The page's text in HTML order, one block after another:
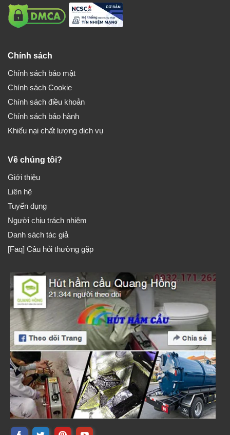
Chính sách
Chính sách bảo mật
Chính sách Cookie
Chính sách điều khoản
Chính sách bảo hành
Khiếu nại chất lượng dịch vụ
Về chúng tôi?
Giới thiệu
Liên hệ
Tuyển dụng
Người chịu trách nhiệm
Danh sách tác giả
[Faq] Câu hỏi thường gặp